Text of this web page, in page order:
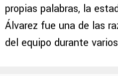
propias palabras, la
Álvarez fue una de las
del equipo durante